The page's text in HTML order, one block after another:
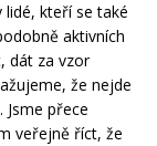
lidé, kteří se také
aktivních
dát za vzor
že nejde
Jsme přece
veřejně říct, že